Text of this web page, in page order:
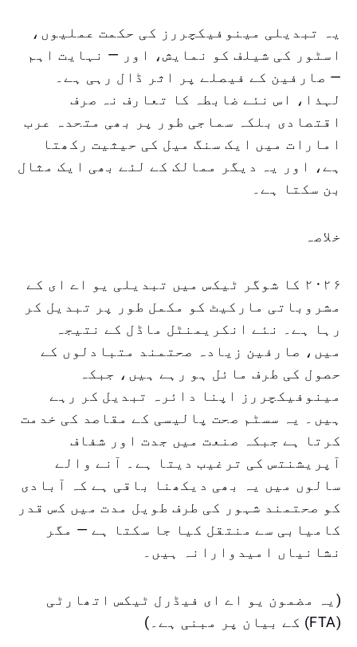
یہ تبدیلی مینوفیکچررز کی حکمت عملیوں،
اسٹور کی شیلف کو نمایش، اور — نہایت اہم
— صارفین کے فیصلے پر اثر ڈال رہی ہے۔
لہذا، اس نئے ضابطہ کا تعارف نہ صرف
اقتصادی بلکہ سماجی طور پر بھی متحدہ عرب
امارات میں ایک سنگ میل کی حیثیت رکھتا
ہے، اور یہ دیگر ممالک کے لئے بھی ایک مثال
بن سکتا ہے۔
خلاصہ
۲۰۲۶ کا شوگر ٹیکس میں تبدیلی یو اے ای کے
مشروباتی مارکیٹ کو مکمل طور پر تبدیل کر
رہا ہے۔ نئے انکریمنٹل ماڈل کے نتیجہ
میں، صارفین زیادہ صحتمند متبادلوں کے
حصول کی طرف مائل ہو رہے ہیں، جبکہ
مینوفیکچررز اپنا دائرہ تبدیل کر رہے
ہیں۔ یہ سسٹم صحت پالیسی کے مقاصد کی خدمت
کرتا ہے جبکہ صنعت میں جدت اور شفاف
آپریشنتس کی ترغیب دیتا ہے۔ آنے والے
سالوں میں یہ بھی دیکھنا باقی ہے کہ آبادی
کو صحتمند شہور کی طرف طویل مدت میں کس قدر
کامیابی سے منتقل کیا جا سکتا ہے — مگر
نشانیاں امیدوارانہ ہیں۔
(یہ مضمون یو اے ای فیڈرل ٹیکس اتھارٹی
(FTA) کے بیان پر مبنی ہے۔)